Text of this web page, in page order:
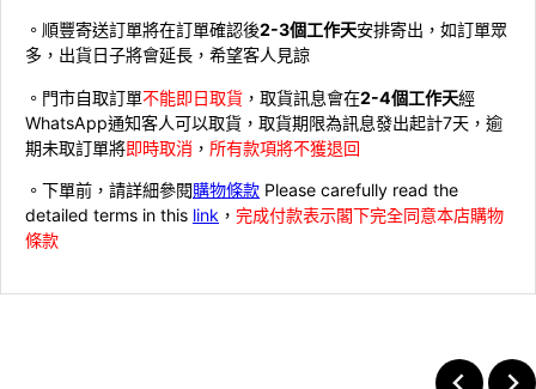
。順豐寄送訂單將在訂單確認後2-3個工作天安排寄出，如訂單眾
多，出貨日子將會延長，希望客人見諒
。門市自取訂單不能即日取貨 ，取貨訊息會在2-4個工作天經
WhatsApp通知客人可以取貨，取貨期限為訊息發出起計7天，逾
期未取訂單將即時取消 ， 所有款項將不獲退回
。下單前，請詳細參閱購物條款 Please carefully read the
detailed terms in this link ， 完成付款表示閣下完全同意本店購物
條款